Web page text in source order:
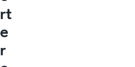
rt
e
r